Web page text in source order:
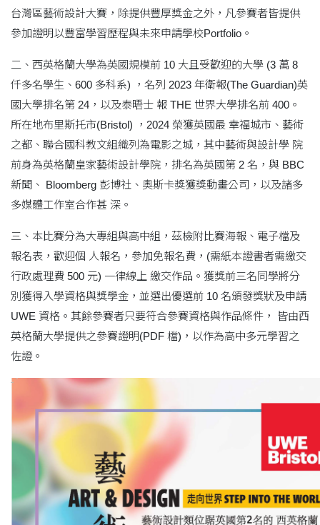
台灣區藝術設計大賽，除提供豐厚獎金之外，凡參賽者皆提供
參加證明以豐富學習歷程與未來申請學校Portfolio。
二、西英格蘭大學為英國規模前 10 大且受歡迎的大學 (3 萬 8
仟多名學生、600 多科系) ，名列 2023 年衛報(The Guardian)英
國大學排名第 24，以及泰晤士 報 THE 世界大學排名前 400。
所在地布里斯托市(Bristol) ，2024 榮獲英國最 幸福城市、藝術
之都、聯合國科教文組織列為電影之城，其中藝術與設計學 院
前身為英格蘭皇家藝術設計學院，排名為英國第 2 名，與 BBC
新聞、 Bloomberg 彭博社、奧斯卡獎獲獎動畫公司，以及諸多
多媒體工作室合作甚 深。
三、本比賽分為大專組與高中組，茲檢附比賽海報、電子檔及
報名表，歡迎個 人報名，參加免報名費，(需紙本證書者需繳交
行政處理費 500 元) 一律線上 繳交作品。獲獎前三名同學將分
別獲得入學資格與獎學金，並選出優選前 10 名頒發獎狀及申請
UWE 資格。其餘參賽者只要符合參賽資格與作品條件， 皆由西
英格蘭大學提供之參賽證明(PDF 檔)，以作為高中多元學習之
佐證。